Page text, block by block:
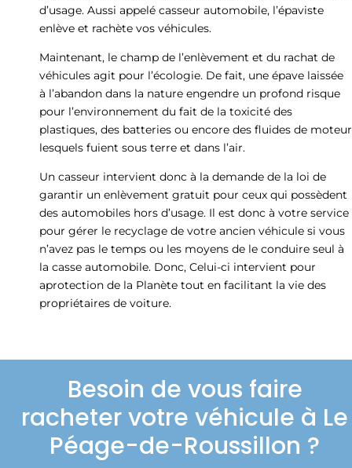
d’usage. Aussi appelé casseur automobile, l’épaviste
enlève et rachète vos véhicules.
Maintenant, le champ de l’enlèvement et du rachat de
véhicules agit pour l’écologie. De fait, une épave laissée
à l’abandon dans la nature engendre un profond risque
pour l’environnement du fait de la toxicité des
plastiques, des batteries ou encore des fluides de moteur
lesquels fuient sous terre et dans l’air.
Un casseur intervient donc à la demande de la loi de
garantir un enlèvement gratuit pour ceux qui possèdent
des automobiles hors d’usage. Il est donc à votre service
pour gérer le recyclage de votre ancien véhicule si vous
n’avez pas le temps ou les moyens de le conduire seul à
la casse automobile. Donc, Celui-ci intervient pour
aprotection de la Planète tout en facilitant la vie des
propriétaires de voiture.
Besoin de vous faire
racheter votre véhicule à Le
Péage-de-Roussillon ?